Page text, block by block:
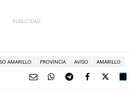
AMARILLO PROVINCIA AVISO AMARILLO